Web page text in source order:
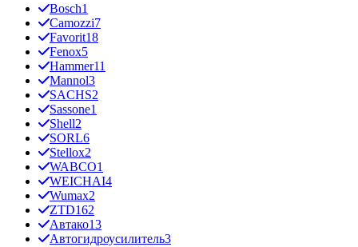
Bosch1
Camozzi7
Favorit18
Fenox5
Hammer11
Mannol3
SACHS2
Sassone1
Shell2
SORL6
Stellox2
WABCO1
WEICHAI4
Wumax2
ZTD162
Автако13
Автогидроусилитель3